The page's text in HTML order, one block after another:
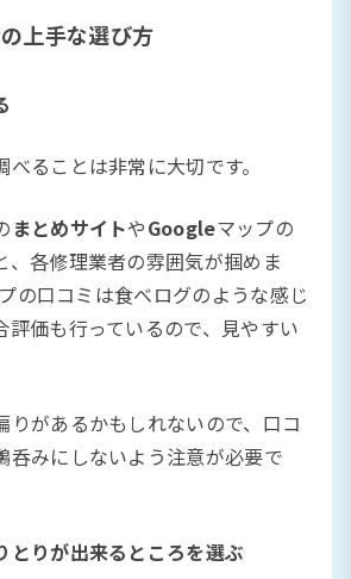
上手な選び方
ることは非常に大切です。
まとめサイトやGoogleマップの
、各修理業者の雰囲気が掴めま
の口コミは食べログのような感じ
評価も行っているので、見やすい
りがあるかもしれないので、口コ
呑みにしないよう注意が必要で
とりが出来るところを選ぶ